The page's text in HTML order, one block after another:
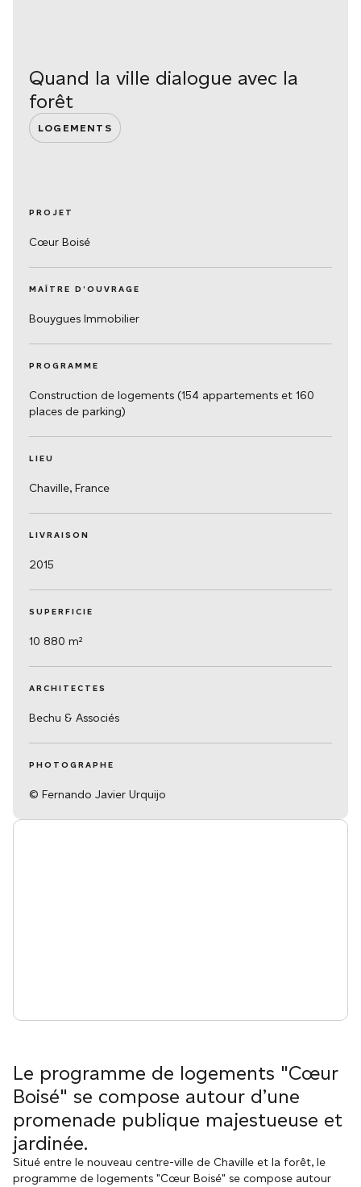
Quand la ville dialogue avec la
forêt
LOGEMENTS
PROJET
Cœur Boisé
MAÎTRE D’OUVRAGE
Bouygues Immobilier
PROGRAMME
Construction de logements (154 appartements et 160
places de parking)
LIEU
Chaville, France
LIVRAISON
2015
SUPERFICIE
10 880 m²
ARCHITECTES
Bechu & Associés
PHOTOGRAPHE
© Fernando Javier Urquijo
Le programme de logements "Cœur
Boisé" se compose autour d’une
promenade publique majestueuse et
jardinée.
Situé entre le nouveau centre-ville de Chaville et la forêt, le
programme de logements "Cœur Boisé" se compose autour